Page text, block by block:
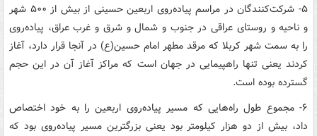
۵- شرکت‌کنندگان در مراسم پیاده‌روی اربعین حسینی از بیش از ۵۰۰ شهر
و ناحیه و روستای عراقی در جنوب و شمال و شرق و غرب عراق، پیاده‌روی
را به سمت شهر کربلا که مرقد مطهر امام حسین(ع) در آنجا قرار دارد، آغاز
کردند یعنی تنها راهپیمایی در جهان است که مراکز آغاز آن در این حجم
گسترده بوده است.
۶- مجموع طول راه‌هایی که مسیر پیاده‌روی اربعین را به خود اختصاص
داد، بیش از دو هزار کیلومتر بود یعنی بزرگترین مسیر پیاده‌روی بود که